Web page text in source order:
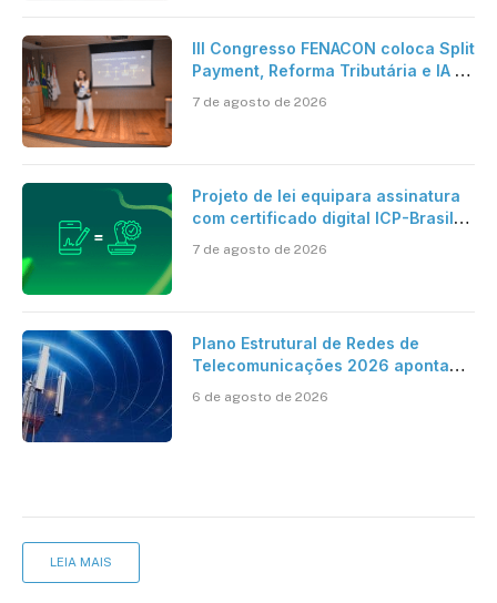
III Congresso FENACON coloca Split
Payment, Reforma Tributária e IA no
7 de agosto de 2026
Projeto de lei equipara assinatura
com certificado digital ICP-Brasil
cartório
7 de agosto de 2026
Plano Estrutural de Redes de
Telecomunicações 2026 aponta
mantém desafio
6 de agosto de 2026
LEIA MAIS